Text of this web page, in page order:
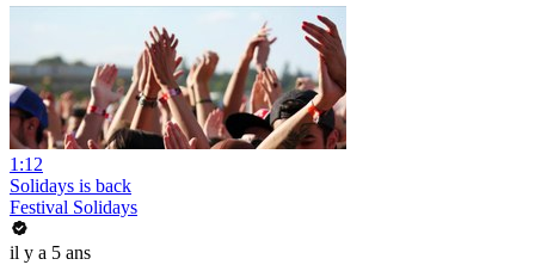
1:12
Solidays is back
Festival Solidays
il y a 5 ans